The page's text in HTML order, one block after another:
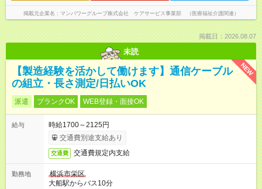
掲載元企業名 マンパワーグループ株式会社 ケアサービス事業部 （医療福祉介護関連）
掲載日：2026.08.07
未読
NEW
【製造経験を活かして働けます】通信ケーブル
の組立・長さ測定/日払いOK
派遣 ブランクOK WEB登録・面接OK
給与
時給1700～2125円
交通費別途支給あり
交通費 交通費規定内支給
勤務地
横浜市栄区
大船駅からバス10分